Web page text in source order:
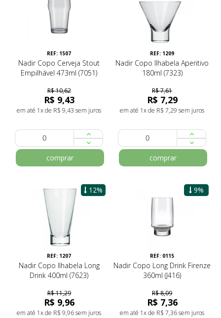
REF: 1507
Nadir Copo Cerveja Stout
Empilhável 473ml (7051)
R$ 10,62
R$ 9,43
em até 1x de R$ 9,43 sem juros
comprar
REF: 1209
Nadir Copo Ilhabela Aperitivo
180ml (7323)
R$ 7,61
R$ 7,29
em até 1x de R$ 7,29 sem juros
comprar
12%
REF: 1207
Nadir Copo Ilhabela Long
Drink 400ml (7623)
R$ 11,29
R$ 9,96
em até 1x de R$ 9,96 sem juros
9%
REF: 0115
Nadir Copo Long Drink Firenze
360ml (J416)
R$ 8,09
R$ 7,36
em até 1x de R$ 7,36 sem juros